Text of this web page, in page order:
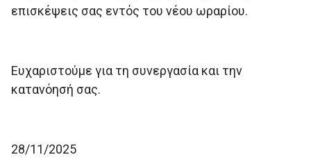
επισκέψεις σας εντός του νέου ωραρίου.
Ευχαριστούμε για τη συνεργασία και την
κατανόησή σας.
28/11/2025